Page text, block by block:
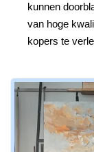
kunnen
van hoge
kopers te